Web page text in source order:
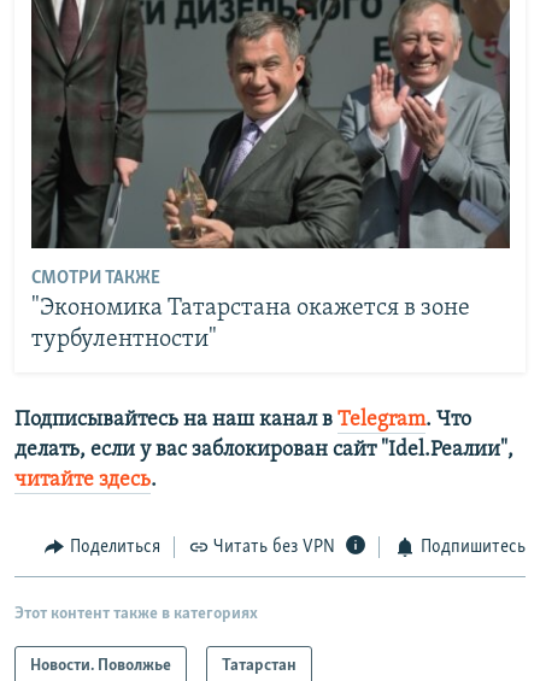
СМОТРИ ТАКЖЕ
"Экономика Татарстана окажется в зоне
турбулентности"
Подписывайтесь на наш канал в Telegram. Что
делать, если у вас заблокирован сайт "Idel.Реалии",
читайте здесь.
Поделиться Читать без VPN Подпишитесь
Этот контент также в категориях
Новости. Поволжье Татарстан